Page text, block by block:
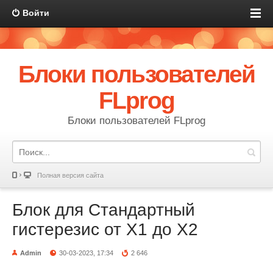
Войти
Блоки пользователей
FLprog
Блоки пользователей FLprog
Полная версия сайта
Блок для Стандартный
гистерезис от X1 до X2
Admin 30-03-2023, 17:34 2 646